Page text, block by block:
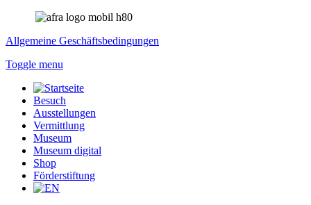
Allgemeine Geschäftsbedingungen
Toggle menu
Besuch
Ausstellungen
Vermittlung
Museum
Museum digital
Shop
Förderstiftung